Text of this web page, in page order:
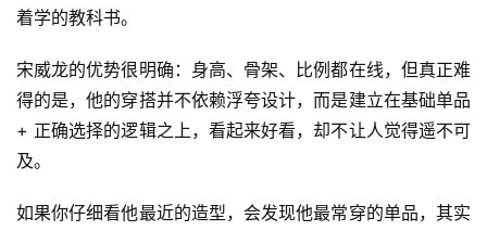
着学的教科书。
宋威龙的优势很明确：身高、骨架、比例都在线，但真正难
得的是，他的穿搭并不依赖浮夸设计，而是建立在基础单品
+ 正确选择的逻辑之上，看起来好看，却不让人觉得遥不可
及。
如果你仔细看他最近的造型，会发现他最常穿的单品，其实